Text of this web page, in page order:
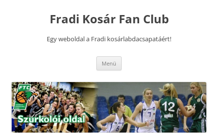
Fradi Kosár Fan Club
Egy weboldal a Fradi kosárlabdacsapatáért!
Menü